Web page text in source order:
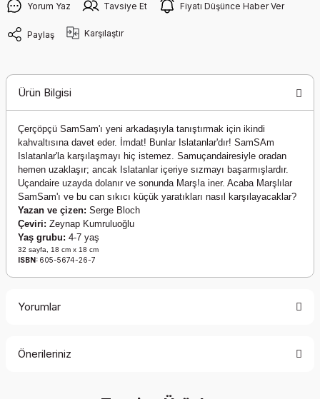
Yorum Yaz Tavsiye Et Fiyatı Düşünce Haber Ver
Paylaş Karşılaştır
Ürün Bilgisi
Çerçöpçü SamSam'ı yeni arkadaşıyla tanıştırmak için ikindi
kahvaltısına davet eder. İmdat! Bunlar Islatanlar'dır! SamSAm
Islatanlar'la karşılaşmayı hiç istemez. Samuçandairesiyle oradan
hemen uzaklaşır; ancak Islatanlar içeriye sızmayı başarmışlardır.
Uçandaire uzayda dolanır ve sonunda Marş!a iner. Acaba Marşlılar
SamSam'ı ve bu can sıkıcı küçük yaratıkları nasıl karşılayacaklar?
Yazan ve çizen: Serge Bloch
Çeviri: Zeynap Kumruluoğlu
Yaş grubu: 4-7 yaş
32 sayfa, 18 cm x 18 cm
ISBN: 605-5674-26-7
Yorumlar
Önerileriniz